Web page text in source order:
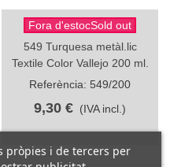
Fora d'estocSold out
549 Turquesa metàl.lic
Textile Color Vallejo 200 ml.
Referència: 549/200
9,30 € (IVA incl.)
pròpies i de tercers per